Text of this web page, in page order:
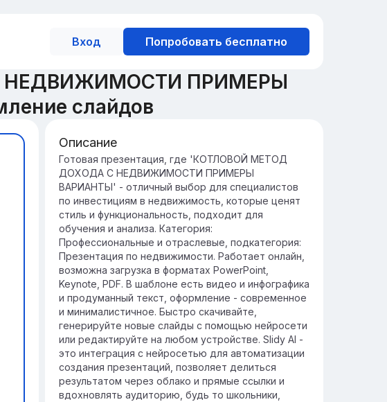
Вход Попробовать бесплатно
НЕДВИЖИМОСТИ ПРИМЕРЫ
слайдов
Введение в котловой метод дохода
Котловой метод — это способ
распределения доходов от недвижимости, в
котором все доходы объединяются в
единую 'котловую' массу для дальнейшего
распределения.
Этот метод позволяет эффективно
управлять доходами от различных объектов
недвижимости, обеспечивая более гибкое
распределение и контроль финансовых
потоков.
Описание
Готовая презентация, где 'КОТЛОВОЙ МЕТОД
ДОХОДА С НЕДВИЖИМОСТИ ПРИМЕРЫ
ВАРИАНТЫ' - отличный выбор для специалистов
по инвестициям в недвижимость, которые ценят
стиль и функциональность, подходит для
обучения и анализа. Категория:
Профессиональные и отраслевые, подкатегория:
Презентация по недвижимости. Работает онлайн,
возможна загрузка в форматах PowerPoint,
Keynote, PDF. В шаблоне есть видео и инфографика
и продуманный текст, оформление - современное
и минималистичное. Быстро скачивайте,
генерируйте новые слайды с помощью нейросети
или редактируйте на любом устройстве. Slidy AI -
это интеграция с нейросетью для автоматизации
создания презентаций, позволяет делиться
результатом через облако и прямые ссылки и
вдохновлять аудиторию, будь то школьники,